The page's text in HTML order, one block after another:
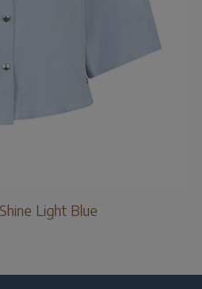
Light Blue